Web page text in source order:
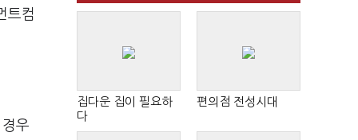
트컴
우
집다운 집이 필요하
다
편의점 전성시대